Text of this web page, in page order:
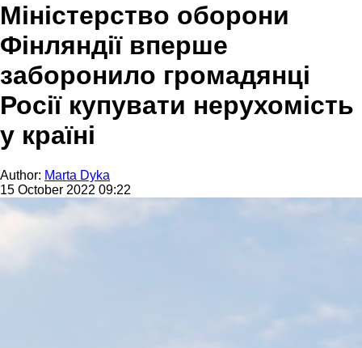
Міністерство оборони
Фінляндії вперше
заборонило громадянці
Росії купувати нерухомість
у країні
Author: Marta Dyka
15 October 2022 09:22